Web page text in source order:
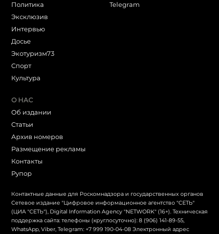
Политика
Эксклюзив
Интервью
Досье
Экотуризм73
Cпорт
Культура
Telegram
О НАС
Об издании
Статьи
Архив номеров
Размещение рекламы
Контакты
Рупор
Контактные данные для Роскомнадзора и государственных органов
Сетевое издание "Цифровое информационное агентство "СЕТЬ"
(ЦИА "СЕТЬ"), Digital Information Agency "NETWORK" (16+). Техническая
поддержка сайта: телефоны (круглосуточно): 8 (906) 141-89-55,
WhatsApp, Viber, Telegram: +7 999 190-04-08 Электронный адрес